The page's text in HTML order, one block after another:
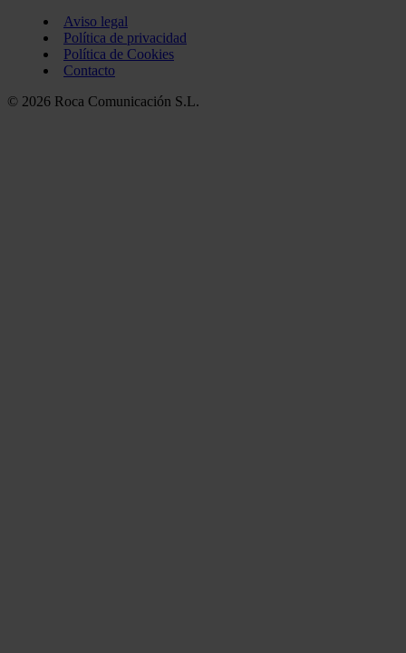
Aviso legal
Política de privacidad
Política de Cookies
Contacto
© 2026 Roca Comunicación S.L.